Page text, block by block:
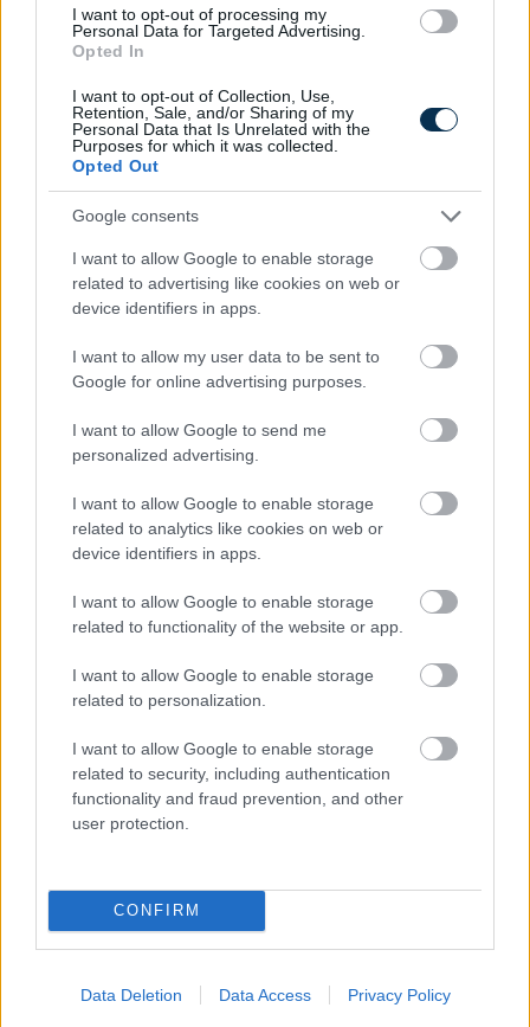
I want to opt-out of processing my
Personal Data for Targeted Advertising.
Opted In
I want to opt-out of Collection, Use,
Retention, Sale, and/or Sharing of my
Personal Data that Is Unrelated with the
Purposes for which it was collected.
Opted Out
Google consents
I want to allow Google to enable storage
related to advertising like cookies on web or
device identifiers in apps.
I want to allow my user data to be sent to
Google for online advertising purposes.
I want to allow Google to send me
personalized advertising.
I want to allow Google to enable storage
related to analytics like cookies on web or
device identifiers in apps.
I want to allow Google to enable storage
related to functionality of the website or app.
I want to allow Google to enable storage
related to personalization.
I want to allow Google to enable storage
related to security, including authentication
functionality and fraud prevention, and other
user protection.
CONFIRM
Data Deletion Data Access Privacy Policy
5 Hidden Signs You Have Worms Inside Your Body
Fungus Dries Up And Falls Off After The First Use
Stop Eating These 3 Foods That Are Known to Cause
Parasites